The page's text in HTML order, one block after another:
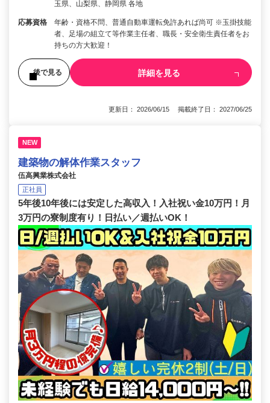
玉県、山梨県、静岡県 各地
応募資格
年齢・資格不問、普通自動車運転免許あれば尚可 ※玉掛技能
者、足場の組立て等作業主任者、職長・安全衛生責任者をお
持ちの方大歓迎！
後で見る 詳細を見る
更新日： 2026/06/15 掲載終了日： 2027/06/25
NEW
建築物の解体作業スタッフ
伍高興業株式会社
正社員
5年後10年後には安定した高収入！入社祝い金10万円！月
3万円の寮制度有り！日払い／週払いOK！